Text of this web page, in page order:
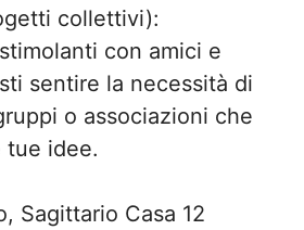
collettivi):
con amici e
sentire la necessità di
o associazioni che
tue idee.
Sagittario Casa 12